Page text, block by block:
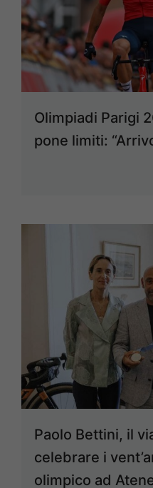
Olimpiadi Parigi
pone limiti:
Paolo Bettini, il
celebrare i
olimpico ad